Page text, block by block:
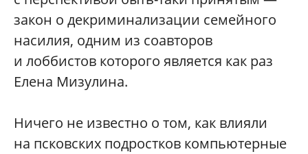
закон о декриминализации семейного
насилия, одним из соавторов
и лоббистов которого является как раз
Елена Мизулина.
Ничего не известно о том, как влияли
на псковских подростков компьютерные